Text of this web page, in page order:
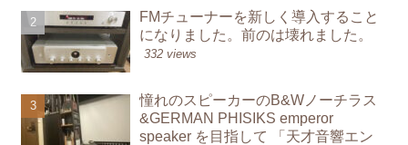
FMチューナーを新しく導入すること
になりました。前のは壊れました。
332 views
憧れのスピーカーのB&Wノーチラス
&GERMAN PHISIKS emperor
speaker を目指して 「天才音響エン